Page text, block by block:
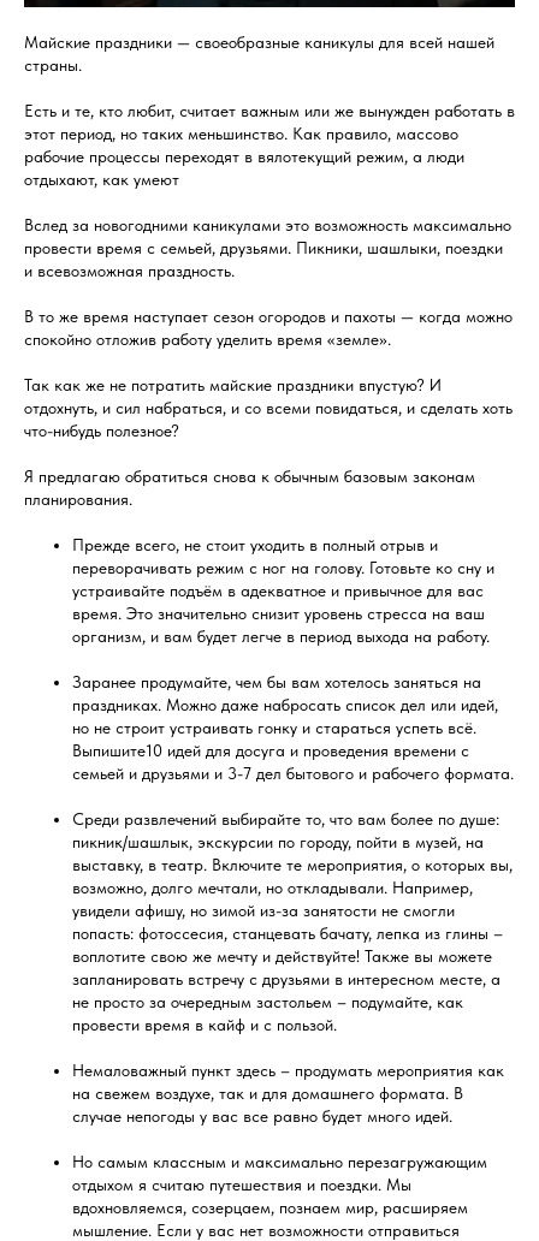
Майские праздники — своеобразные каникулы для всей нашей
страны.
Есть и те, кто любит, считает важным или же вынужден работать в
этот период, но таких меньшинство. Как правило, массово
рабочие процессы переходят в вялотекущий режим, а люди
отдыхают, как умеют
Вслед за новогодними каникулами это возможность максимально
провести время с семьей, друзьями. Пикники, шашлыки, поездки
и всевозможная праздность.
В то же время наступает сезон огородов и пахоты — когда можно
спокойно отложив работу уделить время «земле».
Так как же не потратить майские праздники впустую? И
отдохнуть, и сил набраться, и со всеми повидаться, и сделать хоть
что-нибудь полезное?
Я предлагаю обратиться снова к обычным базовым законам
планирования.
Прежде всего, не стоит уходить в полный отрыв и
переворачивать режим с ног на голову. Готовьте ко сну и
устраивайте подъём в адекватное и привычное для вас
время. Это значительно снизит уровень стресса на ваш
организм, и вам будет легче в период выхода на работу.
Заранее продумайте, чем бы вам хотелось заняться на
праздниках. Можно даже набросать список дел или идей,
но не строит устраивать гонку и стараться успеть всё.
Выпишите10 идей для досуга и проведения времени с
семьей и друзьями и 3-7 дел бытового и рабочего формата.
Среди развлечений выбирайте то, что вам более по душе:
пикник/шашлык, экскурсии по городу, пойти в музей, на
выставку, в театр. Включите те мероприятия, о которых вы,
возможно, долго мечтали, но откладывали. Например,
увидели афишу, но зимой из-за занятости не смогли
попасть: фотоссесия, станцевать бачату, лепка из глины –
воплотите свою же мечту и действуйте! Также вы можете
запланировать встречу с друзьями в интересном месте, а
не просто за очередным застольем – подумайте, как
провести время в кайф и с пользой.
Немаловажный пункт здесь – продумать мероприятия как
на свежем воздухе, так и для домашнего формата. В
случае непогоды у вас все равно будет много идей.
Но самым классным и максимально перезагружающим
отдыхом я считаю путешествия и поездки. Мы
вдохновляемся, созерцаем, познаем мир, расширяем
мышление. Если у вас нет возможности отправиться